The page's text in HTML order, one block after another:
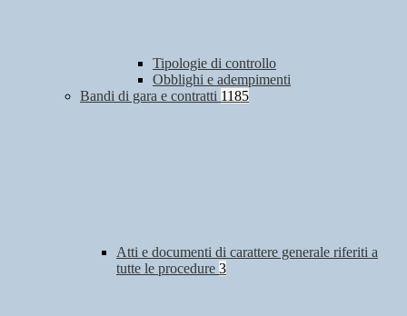
Tipologie di controllo
Obblighi e adempimenti
Bandi di gara e contratti 1185
Atti e documenti di carattere generale riferiti a
tutte le procedure 3